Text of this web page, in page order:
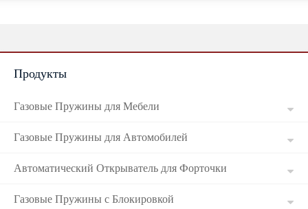
Russian
Продукты
Газовые Пружины для Мебели
Газовые Пружины для Автомобилей
Автоматический Открыватель для Форточки
Газовые Пружины с Блокировкой